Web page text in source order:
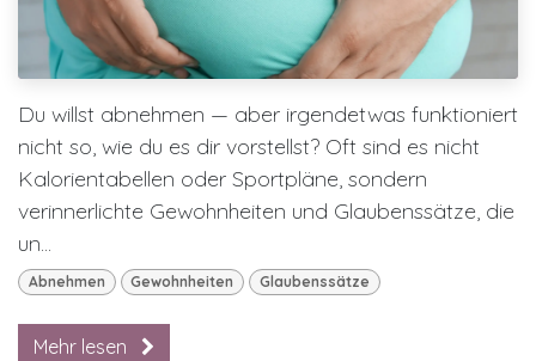
Du willst abnehmen — aber irgendetwas funktioniert
nicht so, wie du es dir vorstellst? Oft sind es nicht
Kalorientabellen oder Sportpläne, sondern
verinnerlichte Gewohnheiten und Glaubenssätze, die
un...
Abnehmen Gewohnheiten Glaubenssätze
Mehr lesen